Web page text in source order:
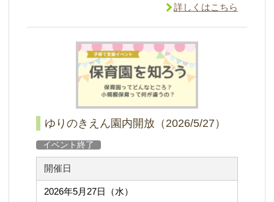
詳しくはこちら
ゆりのきえん園内開放（2026/5/27）
イベント終了
開催日
2026年5月27日（水）